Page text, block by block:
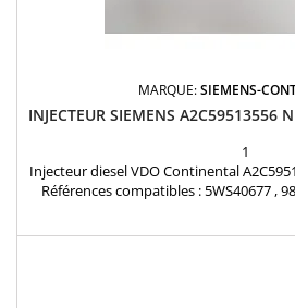
MARQUE:SIEMENS-
INJECTEUR SIEMENS A2C59513556
1
Injecteur diesel VDO Continental
Références compatibles : 5WS40677 ,